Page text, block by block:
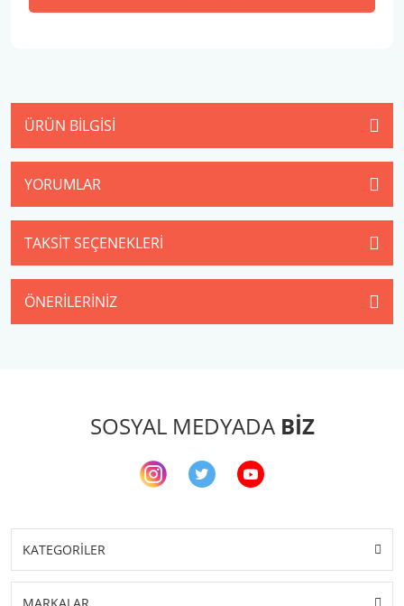
ÜRÜN BILGISI
YORUMLAR
TAKSIT SEÇENEKLERI
ÖNERILERINIZ
SOSYAL MEDYADA BİZ
KATEGORİLER